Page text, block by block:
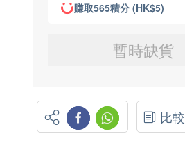
賺取565積分 (HK$5)
暫時缺貨
比較